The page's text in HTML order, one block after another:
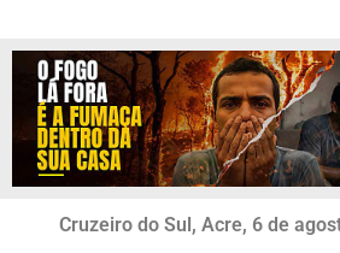
Cruzeiro do Sul, Acre, 6 de